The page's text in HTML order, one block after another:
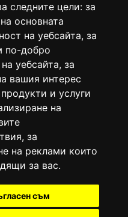
следните цели: за
основната
на уебсайта, за
по-добро
уебсайта, за
вашия интерес
и услуги
на
, за
на реклами които
за вас.
съм
в националния
(Българска национална
4722.